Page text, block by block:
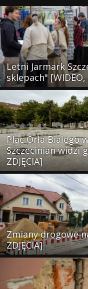
Letni Jarmark
sklepach" [WIDEO,
Plac Orła Białego
Szczecinian widzi
ZDJĘCIA]
Zmiany drogowe
ZDJĘCIA]